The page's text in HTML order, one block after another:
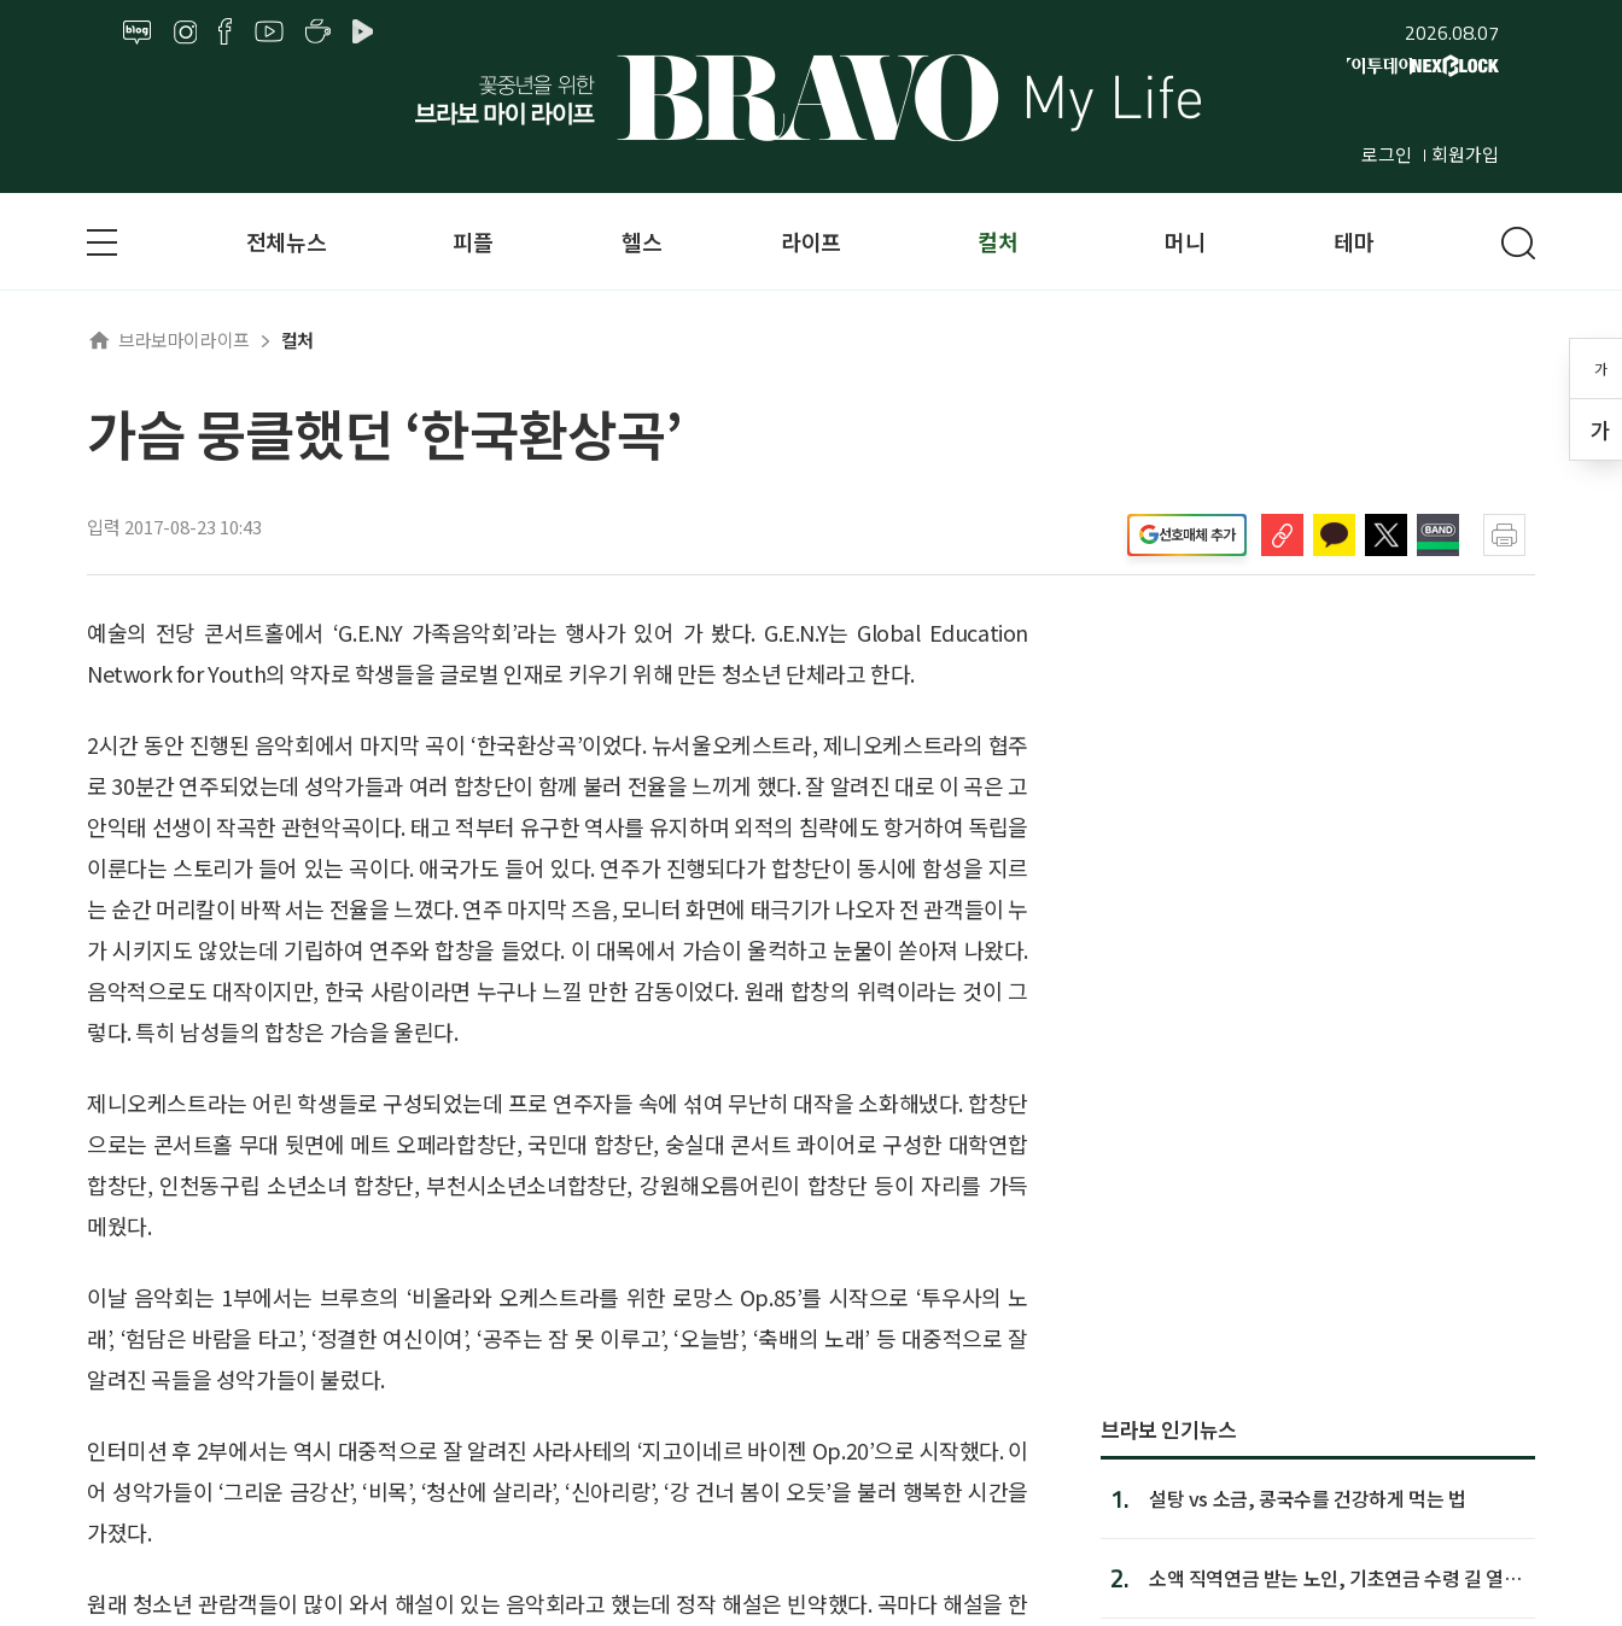
2026.08.07
로그인 회원가입
가
가
전체뉴스 피플 헬스 라이프 컬처 머니 테마
브라보마이라이프 컬처
가슴 뭉클했던 ‘한국환상곡’
입력 2017-08-23 10:43 선호매체 추가
예술의 전당 콘서트홀에서 ‘G.E.N.Y 가족음악회’라는 행사가 있어 가 봤다. G.E.N.Y는 Global Education
Network for Youth의 약자로 학생들을 글로벌 인재로 키우기 위해 만든 청소년 단체라고 한다.
2시간 동안 진행된 음악회에서 마지막 곡이 ‘한국환상곡’이었다. 뉴서울오케스트라, 제니오케스트라의 협주
로 30분간 연주되었는데 성악가들과 여러 합창단이 함께 불러 전율을 느끼게 했다. 잘 알려진 대로 이 곡은 고
안익태 선생이 작곡한 관현악곡이다. 태고 적부터 유구한 역사를 유지하며 외적의 침략에도 항거하여 독립을
이룬다는 스토리가 들어 있는 곡이다. 애국가도 들어 있다. 연주가 진행되다가 합창단이 동시에 함성을 지르
는 순간 머리칼이 바짝 서는 전율을 느꼈다. 연주 마지막 즈음, 모니터 화면에 태극기가 나오자 전 관객들이 누
가 시키지도 않았는데 기립하여 연주와 합창을 들었다. 이 대목에서 가슴이 울컥하고 눈물이 쏟아져 나왔다.
음악적으로도 대작이지만, 한국 사람이라면 누구나 느낄 만한 감동이었다. 원래 합창의 위력이라는 것이 그
렇다. 특히 남성들의 합창은 가슴을 울린다.
제니오케스트라는 어린 학생들로 구성되었는데 프로 연주자들 속에 섞여 무난히 대작을 소화해냈다. 합창단
으로는 콘서트홀 무대 뒷면에 메트 오페라합창단, 국민대 합창단, 숭실대 콘서트 콰이어로 구성한 대학연합
합창단, 인천동구립 소년소녀 합창단, 부천시소년소녀합창단, 강원해오름어린이 합창단 등이 자리를 가득
메웠다.
이날 음악회는 1부에서는 브루흐의 ‘비올라와 오케스트라를 위한 로망스 Op.85’를 시작으로 ‘투우사의 노
래’, ‘험담은 바람을 타고’, ‘정결한 여신이여’, ‘공주는 잠 못 이루고’, ‘오늘밤’, ‘축배의 노래’ 등 대중적으로 잘
알려진 곡들을 성악가들이 불렀다.
인터미션 후 2부에서는 역시 대중적으로 잘 알려진 사라사테의 ‘지고이네르 바이젠 Op.20’으로 시작했다. 이
어 성악가들이 ‘그리운 금강산’, ‘비목’, ‘청산에 살리라’, ‘신아리랑’, ‘강 건너 봄이 오듯’을 불러 행복한 시간을
가졌다.
원래 청소년 관람객들이 많이 와서 해설이 있는 음악회라고 했는데 정작 해설은 빈약했다. 곡마다 해설을 한
브라보 인기뉴스
1. 설탕 vs 소금, 콩국수를 건강하게 먹는 법
2.
소액 직역연금 받는 노인, 기초연금 수령 길 열린